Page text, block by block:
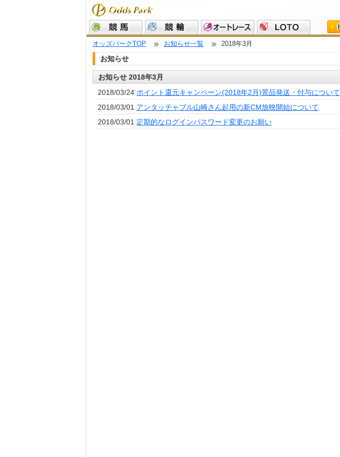
オッズパークTOP お知らせ一覧 2018年3月
お知らせ
お知らせ 2018年3月
2018/03/24 ポイント還元キャンペーン(2018年2月)景品発送・付与について
2018/03/01 アンタッチャブル山崎さん起用の新CM放映開始について
2018/03/01 定期的なログインパスワード変更のお願い